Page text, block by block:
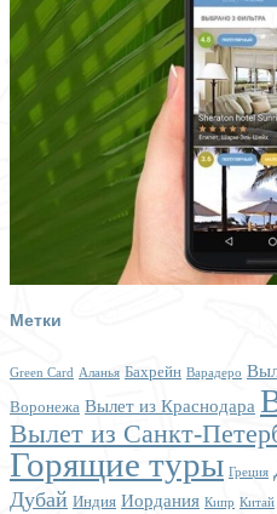
Метки
Green Card Аланья Бахрейн Варадеро
Воронежа Вылет из Краснодара
Вылет из Санкт-
Горящие туры Греция
Дубай Индия Иордания Кипр Китай